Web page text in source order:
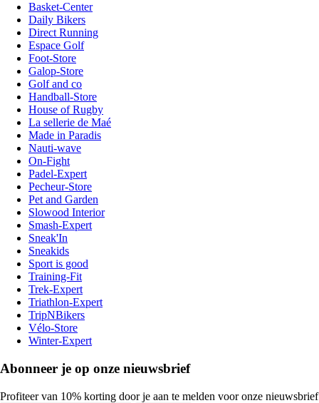
Basket-Center
Daily Bikers
Direct Running
Espace Golf
Foot-Store
Galop-Store
Golf and co
Handball-Store
House of Rugby
La sellerie de Maé
Made in Paradis
Nauti-wave
On-Fight
Padel-Expert
Pecheur-Store
Pet and Garden
Slowood Interior
Smash-Expert
Sneak'In
Sneakids
Sport is good
Training-Fit
Trek-Expert
Triathlon-Expert
TripNBikers
Vélo-Store
Winter-Expert
Abonneer je op onze nieuwsbrief
Profiteer van 10% korting door je aan te melden voor onze nieuwsbrief